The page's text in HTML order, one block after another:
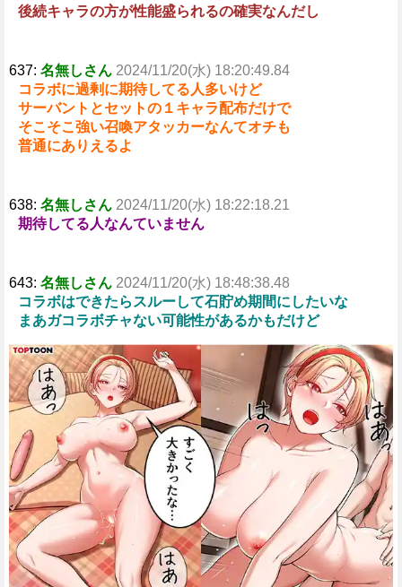
後続キャラの方が性能盛られるの確実なんだし
637: 名無しさん 2024/11/20(水) 18:20:49.84
コラボに過剰に期待してる人多いけど
サーバントとセットの１キャラ配布だけで
そこそこ強い召喚アタッカーなんてオチも
普通にありえるよ
638: 名無しさん 2024/11/20(水) 18:22:18.21
期待してる人なんていません
643: 名無しさん 2024/11/20(水) 18:48:38.48
コラボはできたらスルーして石貯め期間にしたいな
まあガコラボチャない可能性があるかもだけど